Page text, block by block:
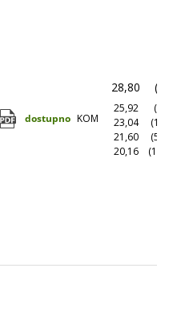
dostupno KOM
28,80
25,92
23,04
21,60
20,16